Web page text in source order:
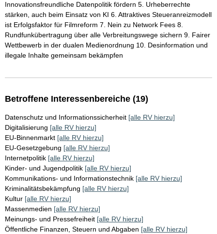
Innovationsfreundliche Datenpolitik fördern 5. Urheberrechte
stärken, auch beim Einsatz von KI 6. Attraktives Steueranreizmodell
ist Erfolgsfaktor für Filmreform 7. Nein zu Network Fees 8.
Rundfunkübertragung über alle Verbreitungswege sichern 9. Fairer
Wettbewerb in der dualen Medienordnung 10. Desinformation und
illegale Inhalte gemeinsam bekämpfen
Betroffene Interessenbereiche (19)
Datenschutz und Informationssicherheit [alle RV hierzu]
Digitalisierung [alle RV hierzu]
EU-Binnenmarkt [alle RV hierzu]
EU-Gesetzgebung [alle RV hierzu]
Internetpolitik [alle RV hierzu]
Kinder- und Jugendpolitik [alle RV hierzu]
Kommunikations- und Informationstechnik [alle RV hierzu]
Kriminalitätsbekämpfung [alle RV hierzu]
Kultur [alle RV hierzu]
Massenmedien [alle RV hierzu]
Meinungs- und Pressefreiheit [alle RV hierzu]
Öffentliche Finanzen, Steuern und Abgaben [alle RV hierzu]